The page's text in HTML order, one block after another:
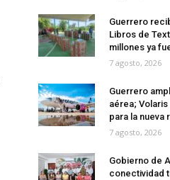
Guerrero
Libros de
millones ya
7 agosto, 2026
Guerrero
aérea;
para la nueva
7 agosto, 2026
Gobierno de
conectividad